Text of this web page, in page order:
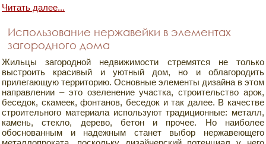
Читать далее...
Использование нержавейки в элементах
загородного дома
Жильцы загородной недвижимости стремятся не только
выстроить красивый и уютный дом, но и облагородить
прилегающую территорию. Основные элементы дизайна в этом
направлении – это озеленение участка, строительство арок,
беседок, скамеек, фонтанов, беседок и так далее. В качестве
строительного материала используют традиционные: металл,
камень, стекло, дерево, бетон и прочее. Но наиболее
обоснованным и надежным станет выбор нержавеющего